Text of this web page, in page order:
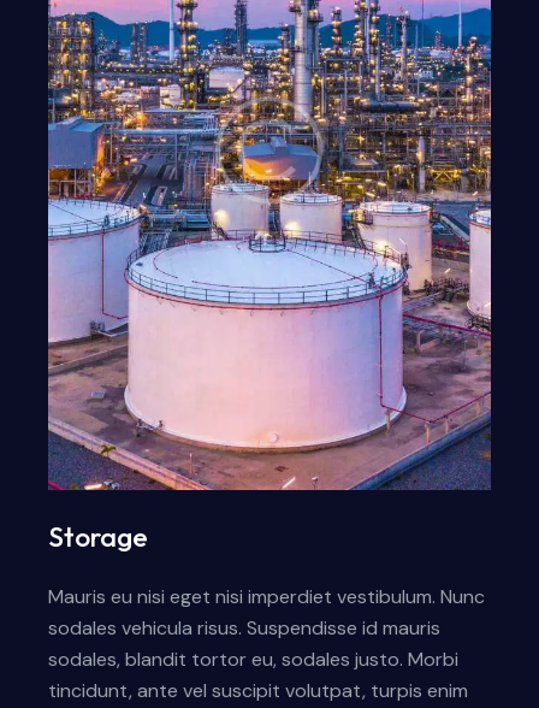
Storage
Mauris eu nisi eget nisi imperdiet vestibulum. Nunc
sodales vehicula risus. Suspendisse id mauris
sodales, blandit tortor eu, sodales justo. Morbi
tincidunt, ante vel suscipit volutpat, turpis enim